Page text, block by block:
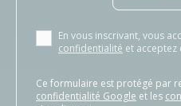
En vous inscrivant, vous
confidentialité et
Ce formulaire est protégé par
confidentialité Google et les